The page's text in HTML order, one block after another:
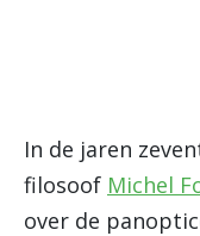
In de jaren
filosoof Michel
over de